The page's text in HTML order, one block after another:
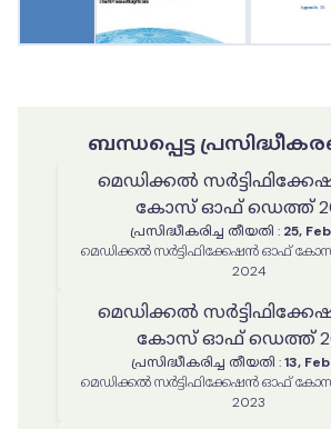
ബന്ധപ്പെട്ട
മെഡിക്കൽ
കോസ് ഓഫ് ഡെത്ത്
പ്രസിദ്ധീകരിച്ച തീയതി : 25,
മെഡിക്കൽ സർട്ടിഫിക്കേഷൻ ഓഫ്
2024
മെഡിക്കൽ
കോസ് ഓഫ് ഡെത്ത്
പ്രസിദ്ധീകരിച്ച തീയതി :13,
മെഡിക്കൽ സർട്ടിഫിക്കേഷൻ ഓഫ്
2023